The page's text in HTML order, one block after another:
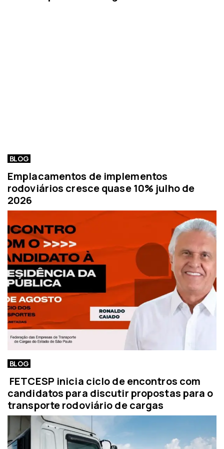
BLOG
Emplacamentos de implementos
rodoviários cresce quase 10% julho de
2026
BLOG
FETCESP inicia ciclo de encontros com
candidatos para discutir propostas para o
transporte rodoviário de cargas